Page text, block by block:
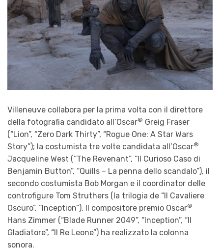
Villeneuve collabora per la prima volta con il direttore
della fotografia candidato all’Oscar® Greig Fraser
(“Lion”, “Zero Dark Thirty”, “Rogue One: A Star Wars
Story”); la costumista tre volte candidata all’Oscar®
Jacqueline West (“The Revenant”, “Il Curioso Caso di
Benjamin Button”, “Quills – La penna dello scandalo”), il
secondo costumista Bob Morgan e il coordinator delle
controfigure Tom Struthers (la trilogia de “Il Cavaliere
Oscuro”, “Inception”). Il compositore premio Oscar®
Hans Zimmer (“Blade Runner 2049”, “Inception”, “Il
Gladiatore”, “Il Re Leone”) ha realizzato la colonna
sonora.